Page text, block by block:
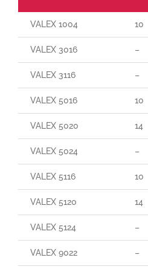
VALEX 1004 10
VALEX 3016 –
VALEX 3116 –
VALEX 5016 10
VALEX 5020 14
VALEX 5024 –
VALEX 5116 10
VALEX 5120 14
VALEX 5124 –
VALEX 9022 –